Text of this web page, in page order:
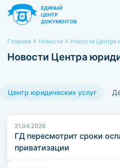
ЕДИНЫЙ
ЦЕНТР
ДОКУМЕНТОВ
Главная Новости Новости Центра
Новости Центра
Центр юридических услуг
21.04.2026
ГД пересмотрит сроки
приватизации